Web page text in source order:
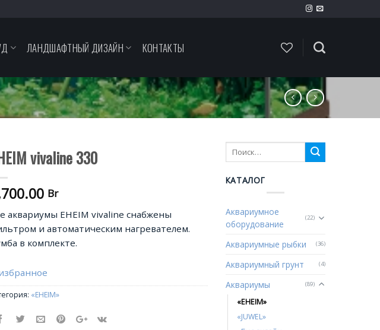
ЛАНДШАФТНЫЙ ДИЗАЙН КОНТАКТЫ
vivaline 330
Br
аквариумы EHEIM vivaline снабжены
и автоматическим нагревателем.
в комплекте.
«EHEIM»
КАТАЛОГ
Аквариумное
оборудование
(22)
Аквариумные рыбки (36)
Аквариумный грунт (4)
Аквариумы (89)
«EHEIM»
«JUWEL»